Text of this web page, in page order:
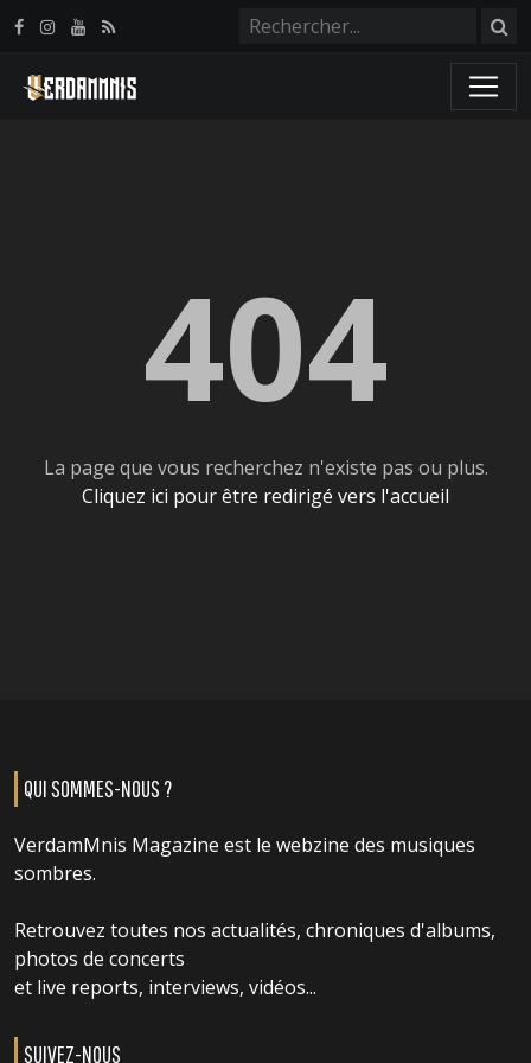
404
La page que vous recherchez n'existe pas ou plus.
Cliquez ici pour être redirigé vers l'accueil
QUI SOMMES-NOUS ?
VerdamMnis Magazine est le webzine des musiques
sombres.
Retrouvez toutes nos actualités, chroniques d'albums,
photos de concerts
et live reports, interviews, vidéos...
SUIVEZ-NOUS
Panneau de gestion des cookies